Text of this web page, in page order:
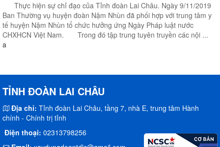
Thực hiện sự chỉ đạo của Tỉnh đoàn Lai Châu. Ngày 9/11/2019
Ban Thường vụ huyện đoàn Nậm Nhùn đã phối hợp với trung tâm y
tế huyện Nậm Nhùn tổ chức hưởng ứng Ngày Pháp luật nước
CHXHCN Việt Nam. Trong đó tập trung tuyên truyền các nội ...
a
TỈNH ĐOÀN LAI CHÂU
Địa chỉ: Tỉnh đoàn Lai Châu, tầng 7, nhà E, trung tâm Hành
chính - Chính trị tỉnh
Điện thoại: 02313798256